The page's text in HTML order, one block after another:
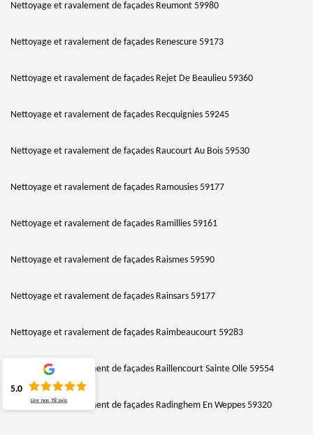
Nettoyage et ravalement de façades Reumont 59980
Nettoyage et ravalement de façades Renescure 59173
Nettoyage et ravalement de façades Rejet De Beaulieu 59360
Nettoyage et ravalement de façades Recquignies 59245
Nettoyage et ravalement de façades Raucourt Au Bois 59530
Nettoyage et ravalement de façades Ramousies 59177
Nettoyage et ravalement de façades Ramillies 59161
Nettoyage et ravalement de façades Raismes 59590
Nettoyage et ravalement de façades Rainsars 59177
Nettoyage et ravalement de façades Raimbeaucourt 59283
Nettoyage et ravalement de façades Raillencourt Sainte Olle 59554
Nettoyage et ravalement de façades Radinghem En Weppes 59320
5.0
Lire nos 78 avis